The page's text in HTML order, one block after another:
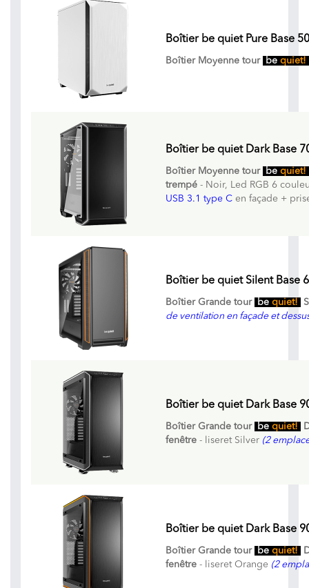
Boîtier be quiet Pure Base
Boîtier Moyenne tour be quiet!
Boîtier be quiet Dark Base
Boîtier Moyenne tour be quiet!
trempé - Noir, Led RGB 6
USB 3.1 type C en façade +
Boîtier be quiet Silent Base
Boîtier Grande tour be quiet!
de ventilation en façade et
Boîtier be quiet Dark Base
Boîtier Grande tour be quiet!
fenêtre - liseret Silver (2
Boîtier be quiet Dark Base
Boîtier Grande tour be quiet!
fenêtre - liseret Orange (2